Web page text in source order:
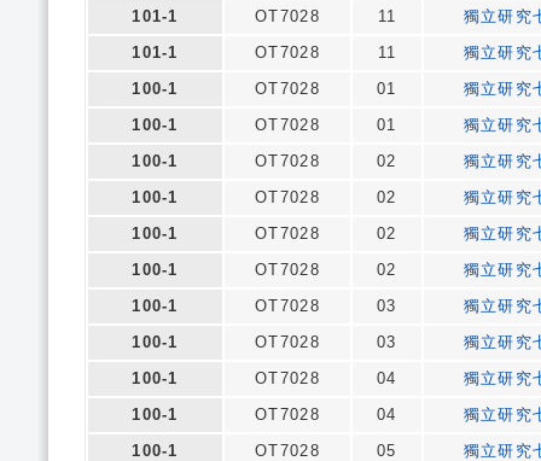
101-1
OT7028 11
獨立研究
101-1
OT7028 11
獨立研究
100-1
OT7028 01
獨立研究
100-1
OT7028 01
獨立研究
100-1
OT7028 02
獨立研究
100-1
OT7028 02
獨立研究
100-1
OT7028 02
獨立研究
100-1
OT7028 02
獨立研究
100-1
OT7028 03
獨立研究
100-1
OT7028 03
獨立研究
100-1
OT7028 04
獨立研究
100-1
OT7028 04
獨立研究
100-1
OT7028 05
獨立研究